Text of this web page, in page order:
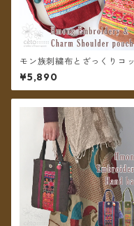
モン族刺繍布とざっくりコッ
トン ボールチャームのショル
ダーポーチ ＊メール便送料無
料＊
¥5,890